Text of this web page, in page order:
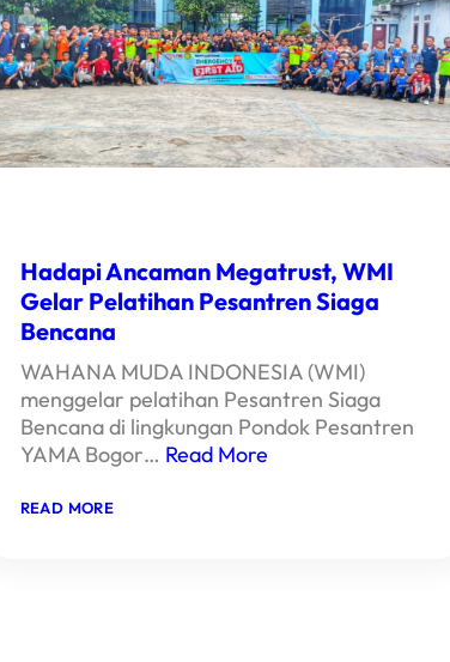
Hadapi Ancaman Megatrust, WMI
Gelar Pelatihan Pesantren Siaga
Bencana
WAHANA MUDA INDONESIA (WMI)
menggelar pelatihan Pesantren Siaga
Bencana di lingkungan Pondok Pesantren
YAMA Bogor… Read More
READ MORE: